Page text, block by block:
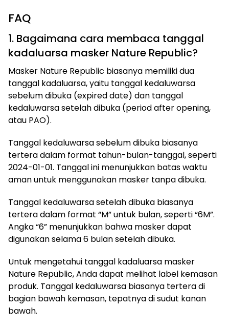
FAQ
1. Bagaimana cara membaca tanggal
kadaluarsa masker Nature Republic?
Masker Nature Republic biasanya memiliki dua
tanggal kadaluarsa, yaitu tanggal kedaluwarsa
sebelum dibuka (expired date) dan tanggal
kedaluwarsa setelah dibuka (period after opening,
atau PAO).
Tanggal kedaluwarsa sebelum dibuka biasanya
tertera dalam format tahun-bulan-tanggal, seperti
2024-01-01. Tanggal ini menunjukkan batas waktu
aman untuk menggunakan masker tanpa dibuka.
Tanggal kedaluwarsa setelah dibuka biasanya
tertera dalam format “M” untuk bulan, seperti “6M”.
Angka “6” menunjukkan bahwa masker dapat
digunakan selama 6 bulan setelah dibuka.
Untuk mengetahui tanggal kadaluarsa masker
Nature Republic, Anda dapat melihat label kemasan
produk. Tanggal kedaluwarsa biasanya tertera di
bagian bawah kemasan, tepatnya di sudut kanan
bawah.